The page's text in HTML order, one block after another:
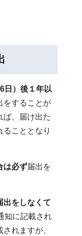
日）後１年以
をすることが
ば、届け出た
こととなり
は必ず届出を
出をしなくて
知に記載され
れますが、